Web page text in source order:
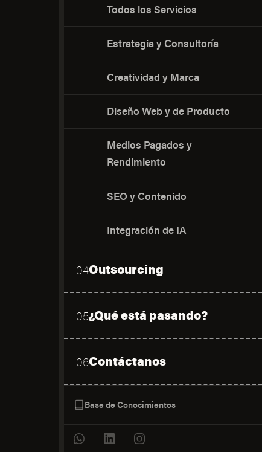
Todos los Servicios
Estrategia y Consultoría
Creatividad y Marca
Diseño Web y de Producto
Medios Pagados y
Rendimiento
SEO y Contenido
Integración de IA
04Outsourcing
05¿Qué está pasando?
06Contáctanos
Base de Conocimientos